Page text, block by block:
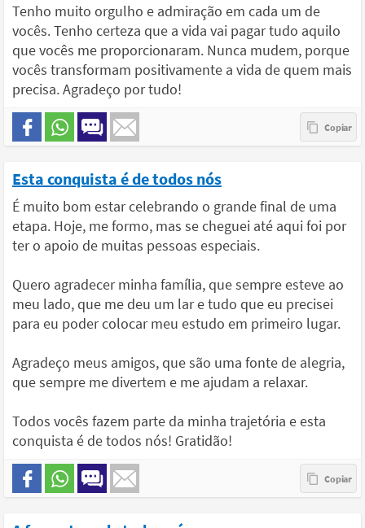
Tenho muito orgulho e admiração em cada um de
vocês. Tenho certeza que a vida vai pagar tudo aquilo
que vocês me proporcionaram. Nunca mudem, porque
vocês transformam positivamente a vida de quem mais
precisa. Agradeço por tudo!
Esta conquista é de todos nós
É muito bom estar celebrando o grande final de uma
etapa. Hoje, me formo, mas se cheguei até aqui foi por
ter o apoio de muitas pessoas especiais.
Quero agradecer minha família, que sempre esteve ao
meu lado, que me deu um lar e tudo que eu precisei
para eu poder colocar meu estudo em primeiro lugar.
Agradeço meus amigos, que são uma fonte de alegria,
que sempre me divertem e me ajudam a relaxar.
Todos vocês fazem parte da minha trajetória e esta
conquista é de todos nós! Gratidão!